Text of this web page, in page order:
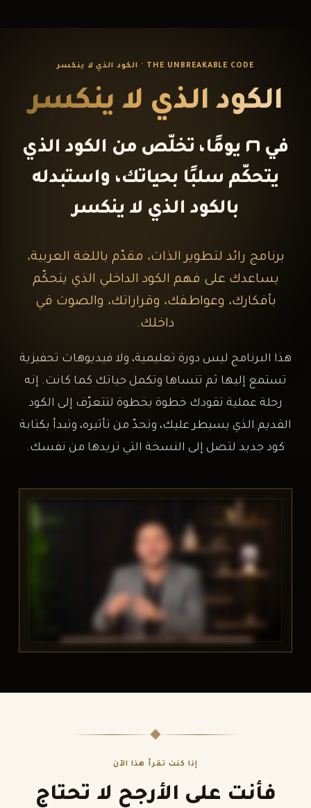
THE UNBREAKABLE CODE · الكود الذي لا ينكسر
الكود الذي لا ينكسر
في ٢٦ يومًا، تخلّص من الكود الذي
يتحكّم سلبًا بحياتك، واستبدله
بالكود الذي لا ينكسر
برنامج رائد لتطوير الذات، مقدّم باللغة العربية،
يساعدك على فهم الكود الداخلي الذي يتحكّم
بأفكارك، وعواطفك، وقراراتك، والصوت في
داخلك.
هذا البرنامج ليس دورة تعليمية، ولا فيديوهات تحفيزية
تستمع إليها ثم تنساها وتكمل حياتك كما كانت. إنه
رحلة عملية تقودك خطوة بخطوة لتتعرّف إلى الكود
القديم الذي يسيطر عليك، وتحدّ من تأثيره، وتبدأ بكتابة
كود جديد لتصل إلى النسخة التي تريدها من نفسك.
إذا كنت تقرأ هذا الآن
فأنت على الأرجح لا تحتاج